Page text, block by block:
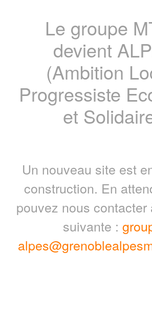
Le groupe
devient
(Ambition
Progressiste
et
Un nouveau site est
construction. En
pouvez nous contacter
suivante :